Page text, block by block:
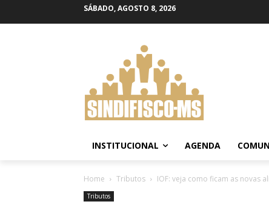
SÁBADO, AGOSTO 8, 2026
INSTITUCIONAL AGENDA
Home Tributos IOF: veja como ficam as novas
Tributos